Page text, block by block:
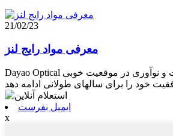
21/02/23
معرفی مواد رایج لنز
Dayao Optical با تعهد خود به کیفیت و نوآوری در موقعیت خوبی
ایمیل بفرست
x